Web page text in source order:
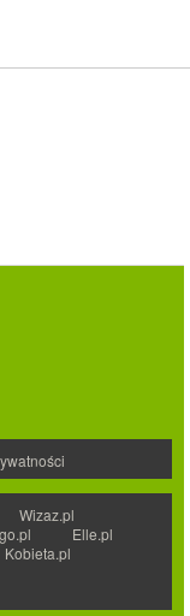
Wizaz.pl
Elle.pl
Kobieta.pl